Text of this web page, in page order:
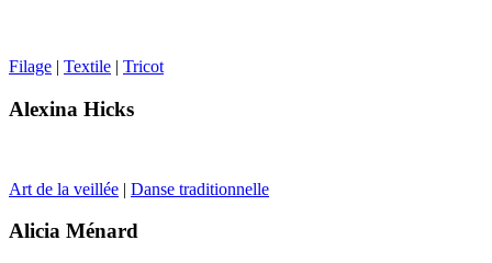
Filage | Textile | Tricot
Alexina Hicks
Art de la veillée | Danse traditionnelle
Alicia Ménard